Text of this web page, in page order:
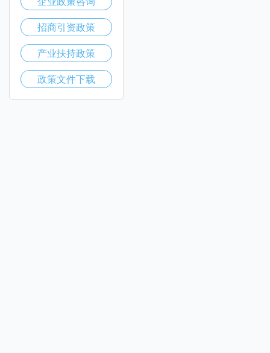
招商引资政策
产业扶持政策
政策文件下载